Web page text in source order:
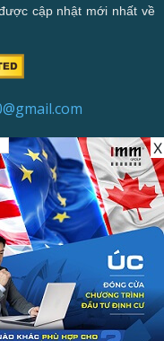
X
cập nhật mới nhất về
TÔI
kế website bởiIMM BDA.|
188A,Visa 188B,Visa 188C,